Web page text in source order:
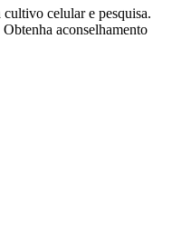
cultivo celular e pesquisa.
aconselhamento